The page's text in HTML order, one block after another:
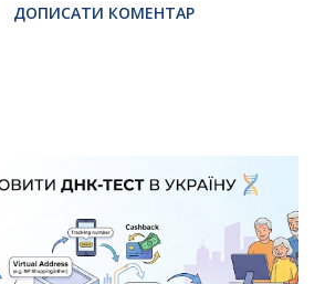
👣 1. 📌 Почніть з розпитувань у
з рідними, особливо зі старшими.
, до якої належали ваші
Для її пошуку
парафій Волині : ua-
ДОПИСАТИ КОМЕНТАР